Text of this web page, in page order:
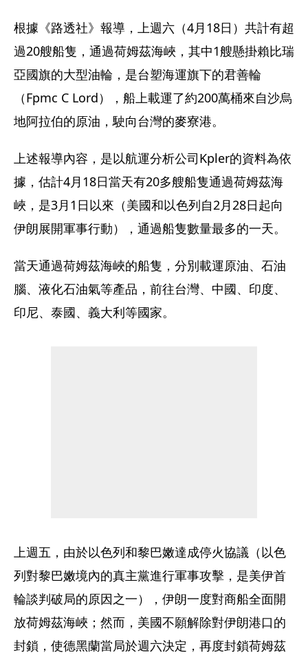
根據《路透社》報導，上週六（4月18日）共計有超
過20艘船隻，通過荷姆茲海峽，其中1艘懸掛賴比瑞
亞國旗的大型油輪，是台塑海運旗下的君善輪
（Fpmc C Lord），船上載運了約200萬桶來自沙烏
地阿拉伯的原油，駛向台灣的麥寮港。
上述報導內容，是以航運分析公司Kpler的資料為依
據，估計4月18日當天有20多艘船隻通過荷姆茲海
峽，是3月1日以來（美國和以色列自2月28日起向
伊朗展開軍事行動），通過船隻數量最多的一天。
當天通過荷姆茲海峽的船隻，分別載運原油、石油
腦、液化石油氣等產品，前往台灣、中國、印度、
印尼、泰國、義大利等國家。
上週五，由於以色列和黎巴嫩達成停火協議（以色
列對黎巴嫩境內的真主黨進行軍事攻擊，是美伊首
輪談判破局的原因之一），伊朗一度對商船全面開
放荷姆茲海峽；然而，美國不願解除對伊朗港口的
封鎖，使德黑蘭當局於週六決定，再度封鎖荷姆茲